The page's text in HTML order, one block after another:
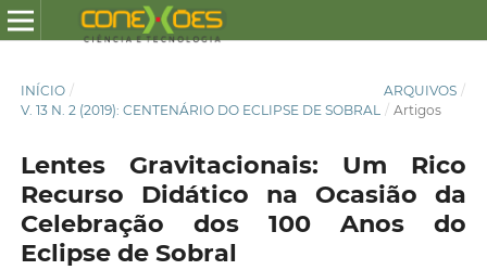
INÍCIO / ARQUIVOS /
V. 13 N. 2 (2019): CENTENÁRIO DO ECLIPSE DE SOBRAL / Artigos
Lentes Gravitacionais: Um Rico
Recurso Didático na Ocasião da
Celebração dos 100 Anos do
Eclipse de Sobral